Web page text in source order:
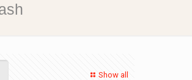
Show all